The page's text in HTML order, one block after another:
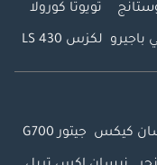
تويوتا كورولا
لكزس LS 430
كيكس جيتور G700